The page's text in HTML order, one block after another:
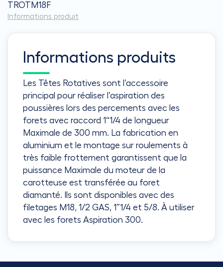
TROTM18F
Informations produit
Informations produits
Les Têtes Rotatives sont l’accessoire
principal pour réaliser l’aspiration des
poussières lors des percements avec les
forets avec raccord 1“1/4 de longueur
Maximale de 300 mm. La fabrication en
aluminium et le montage sur roulements à
très faible frottement garantissent que la
puissance Maximale du moteur de la
carotteuse est transférée au foret
diamanté. Ils sont disponibles avec des
filetages M18, 1/2 GAS, 1”1/4 et 5/8. À utiliser
avec les forets Aspiration 300.